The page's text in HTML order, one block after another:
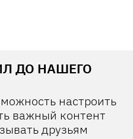
ДО НАШЕГО
настроить
важный контент
друзьям